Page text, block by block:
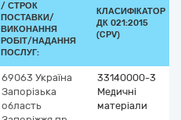
/ СТРОК
ПОСТАВКИ/
ВИКОНАННЯ
РОБІТ/НАДАННЯ
ПОСЛУГ:
КЛАСИФІКАТОР
ДК 021:2015
(CPV)
69063 Україна
Запорізька
область
33140000-3
Медичні
матеріали